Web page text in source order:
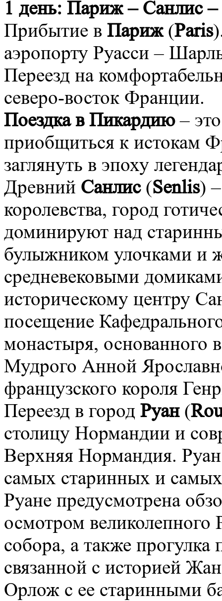
1 день: Париж – Санлис –
Прибытие в Париж(Paris
аэропорту Руасси –
Переезд на
северо-восток Франции.
Поездка в Пикардию–
приобщиться к истокам
заглянуть в эпоху
Древний Санлис(Senlis)
королевства, город
доминируют над
булыжником улочками и
средневековыми
историческому центру
посещение
монастыря, основанного
Мудрого Анной
французского короля
Переезд в город Руан(
столицу Нормандии и
Верхняя Нормандия.
самых старинных и
Руане предусмотрена
осмотром великолепного
собора, а также
связанной с историей
Орлож с ее старинными